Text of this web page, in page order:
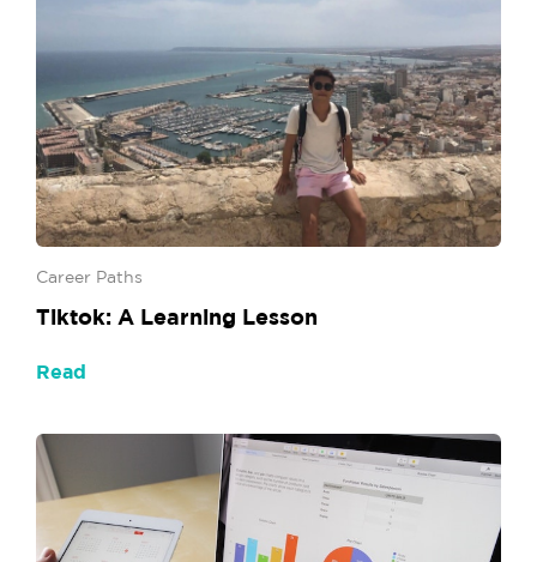
Career Paths
Tiktok: A Learning Lesson
Read